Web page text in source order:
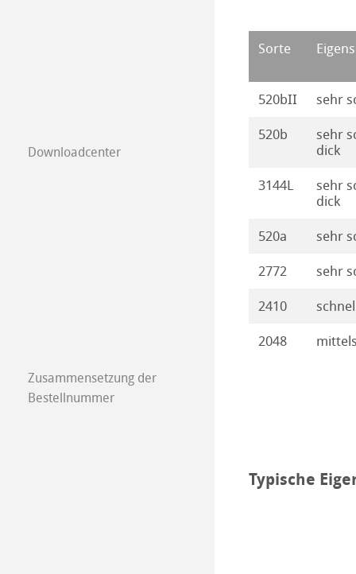
Downloadcenter
Zusammensetzung der
Bestellnummer
Sorte
520bII sehr
520b
sehr
dick
3144L
sehr
dick
520a sehr
2772 sehr
2410
2048
Typische